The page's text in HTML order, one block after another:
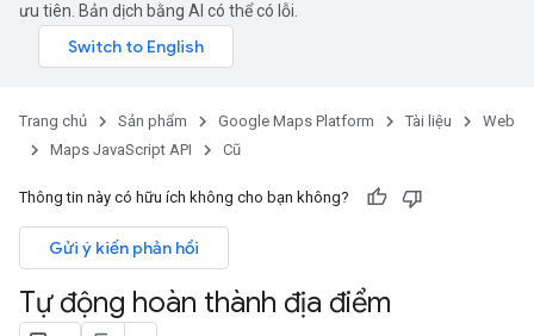
ưu tiên. Bản dịch bằng AI có thể có lỗi.
Trang chủ Sản phẩm Google Maps Platform Tài liệu
Web
Maps JavaScript API
Cũ
Thông tin này có hữu ích không cho bạn không?
Gửi ý kiến phản hồi
Tự động hoàn thành địa điểm